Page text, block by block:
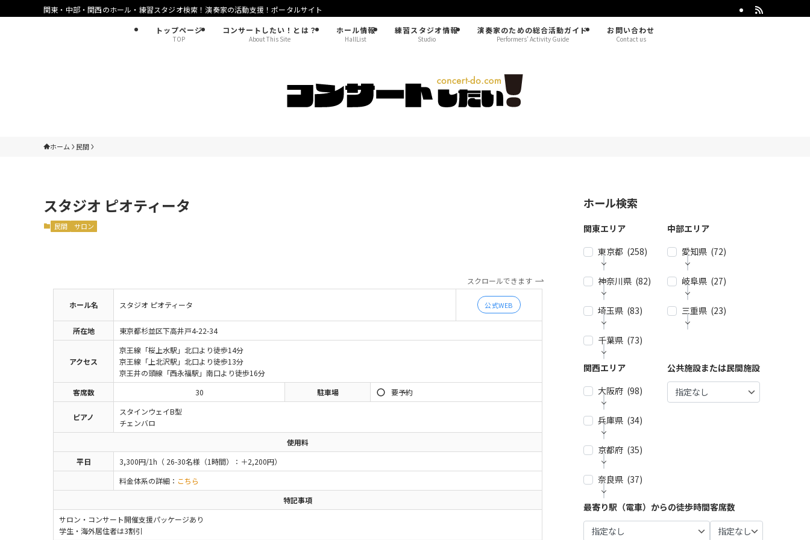
関東・中部・関西のホール・練習スタジオ検索！演奏家の活動支援！ポータルサイト
トップページ
TOP
コンサートしたい！とは？
About This Site
ホール情報
HallList
練習スタジオ情報
Studio
演奏家のための総合活動ガイド
Performers’ Activity Guide
お問い合わせ
Contact us
ホーム 民間
スタジオ ピオティータ
民間 サロン
スクロールできます
ホール名 スタジオ ピオティータ 公式WEB
所在地 東京都杉並区下高井戸4-22-34
アクセス
京王線「桜上水駅」北口より徒歩14分
京王線「上北沢駅」北口より徒歩13分
京王井の頭線「西永福駅」南口より徒歩16分
客席数
30 駐車場 要予約
ピアノ
スタインウェイB型
チェンバロ
使用料
平日
3,300円/1h（ 26-30名様（1時間）：＋2,200円）
料金体系の詳細： こちら
特記事項
サロン・コンサート開催支援パッケージあり
学生・海外居住者は3割引
ホール検索
関東エリア
東京都 (258)
| … 新宿
谷区 (3
9)
| … 千代
田区・
区・港
区・大
田区 (1
| … 目黒
田谷
| … 豊島
区・文
京区 (1
神奈川県 (82)
| … 横浜
| … 川崎
| … 鎌倉
子・横
市・藤
| … 相模
茅ヶ崎
市・平
| … 厚木
市・小
埼玉県 (83)
| … 春日
富士見
じみ野
| … 狭山
深谷
巣市 (6)
市・熊
谷市・
坂戸
千葉県 (73)
| … 千葉
橋市・
市 (21)
市・市
市・佐
4)
| … 市川
中部エリア
愛知県 (72)
| … 名古
7)
宮市 (6)
| … 稲沢
市/・尾
海市・
市・刈
岐阜県 (27)
| … 岐阜
| … 各務
関市・
羽島
市・中
市 (5)
三重県 (23)
日市
| … 鈴鹿
市・松
郡 (3)
| … 伊勢
関西エリア
大阪府 (98)
| … 大阪
市 (61)
阪市 ・
枚方
田市・
泉佐野
市 (9)
兵庫県 (34)
| … 神戸
屋市 (1
5)
| … 尼崎
宮市・
京都府 (35)
| … 京都
治市 (1
| … 向日
奈良県 (37)
| … 奈良
市・橿
原市・
公共施設または民間施設
最寄り駅（電車）からの徒歩時間客席数